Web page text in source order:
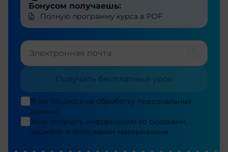
Бонусом получаешь:
Полную программу курса в PDF
Получить бесплатный урок
Я соглашаюсь на обработку персональных
данных
Хочу получать информацию со скидками,
акциями и полезными материалами